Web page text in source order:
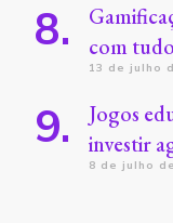
com
13 de julho
Jogos
investir
8 de julho